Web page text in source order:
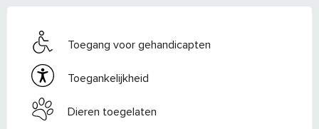
Toegang voor gehandicapten
Toegankelijkheid
Dieren toegelaten